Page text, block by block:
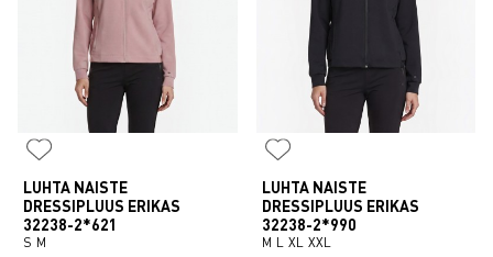
LUHTA NAISTE
DRESSIPLUUS ERIKAS
32238-2*621
S M
LUHTA NAISTE
DRESSIPLUUS ERIKAS
32238-2*990
M L XL XXL